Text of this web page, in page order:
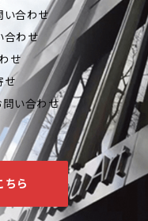
い合わせ
合わせ
せ
せ
問い合わせ
ちら